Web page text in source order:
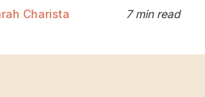
Charista 7 min read